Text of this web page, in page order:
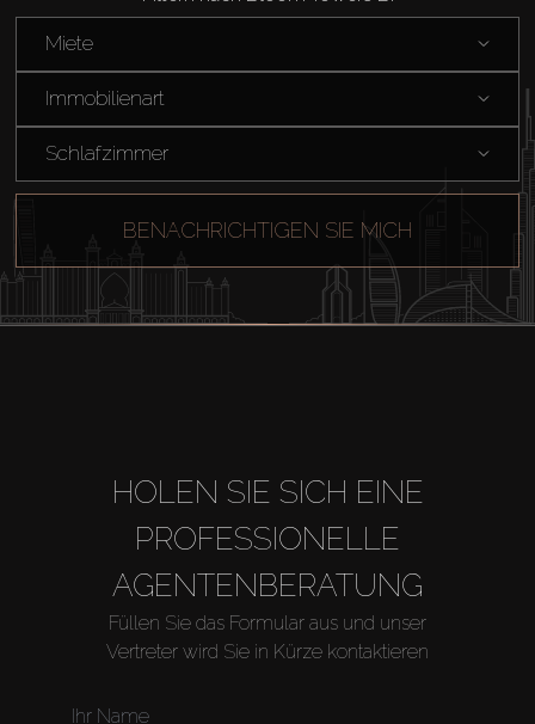
Verkaufen
Off-Plan
Agenten
About Us
Miete
Immobilienart
Schlafzimmer
BENACHRICHTIGEN SIE MICH
HOLEN SIE SICH EINE
PROFESSIONELLE
AGENTENBERATUNG
Füllen Sie das Formular aus und unser
Vertreter wird Sie in Kürze kontaktieren